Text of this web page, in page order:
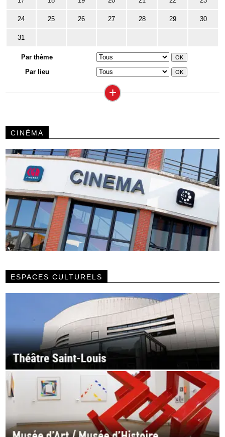
24 25 26 27 28 29 30
31
Par thème
Par lieu
+
CINÉMA
ESPACES CULTURELS